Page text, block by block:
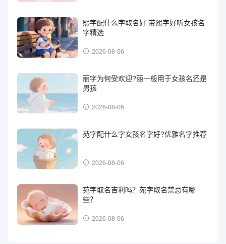
熙字配什么字取名好 带熙字好听女孩名
字精选
2026-08-06
丽字为何受欢迎?丽一般用于女孩名还是
男孩
2026-08-06
苑字配什么字女孩名字好?优雅名字推荐
2026-08-06
苑字取名吉利吗？苑字取名禁忌有哪
些？
2026-08-06